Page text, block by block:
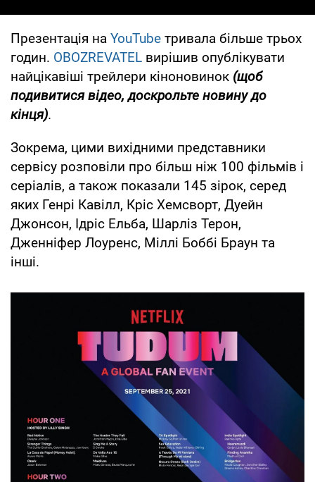
Презентація на YouTube тривала більше трьох
годин. OBOZREVATEL вирішив опублікувати
найцікавіші трейлери кіноновинок (щоб
подивитися відео, доскрольте новину до
кінця).
Зокрема, цими вихідними представники
сервісу розповіли про більш ніж 100 фільмів і
серіалів, а також показали 145 зірок, серед
яких Генрі Кавілл, Кріс Хемсворт, Дуейн
Джонсон, Ідріс Ельба, Шарліз Терон,
Дженніфер Лоуренс, Міллі Боббі Браун та
інші.